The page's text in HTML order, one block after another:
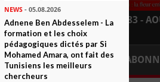
LEADERS N° 183 -
NEWS- 05.08.2026
Adnene Ben Abdesselem - La
formation et les choix
pédagogiques dictés par Si
Mohamed Amara, ont fait des
Tunisiens les meilleurs
chercheurs